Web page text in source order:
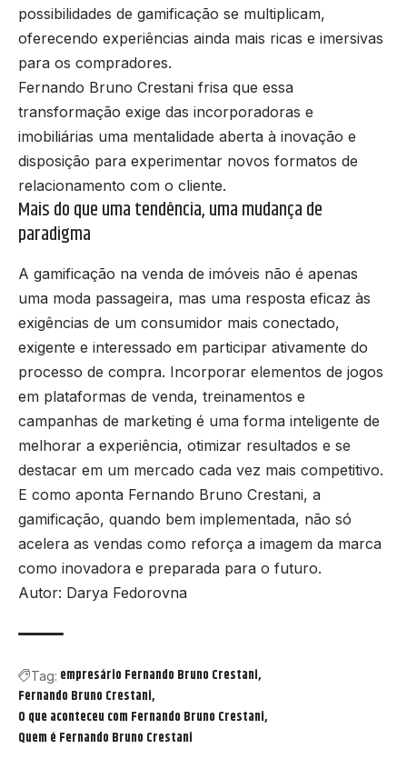
possibilidades de gamificação se multiplicam,
oferecendo experiências ainda mais ricas e imersivas
para os compradores.
Fernando Bruno Crestani frisa que essa
transformação exige das incorporadoras e
imobiliárias uma mentalidade aberta à inovação e
disposição para experimentar novos formatos de
relacionamento com o cliente.
Mais do que uma tendência, uma mudança de
paradigma
A gamificação na venda de imóveis não é apenas
uma moda passageira, mas uma resposta eficaz às
exigências de um consumidor mais conectado,
exigente e interessado em participar ativamente do
processo de compra. Incorporar elementos de jogos
em plataformas de venda, treinamentos e
campanhas de marketing é uma forma inteligente de
melhorar a experiência, otimizar resultados e se
destacar em um mercado cada vez mais competitivo.
E como aponta Fernando Bruno Crestani, a
gamificação, quando bem implementada, não só
acelera as vendas como reforça a imagem da marca
como inovadora e preparada para o futuro.
Autor: Darya Fedorovna
Tag: empresário Fernando Bruno Crestani
Fernando Bruno Crestani
O que aconteceu com Fernando Bruno Crestani
Quem é Fernando Bruno Crestani